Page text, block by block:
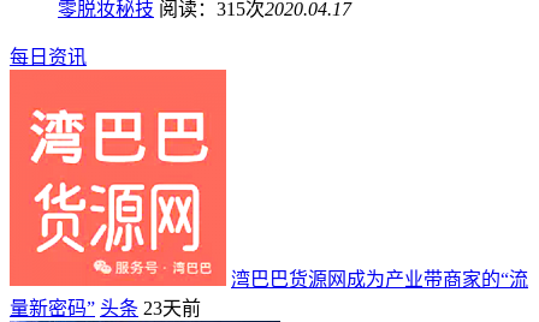
零脱妆秘技 阅读：315次2020.04.17
每日资讯
湾巴巴货源网成为产业带商家的“流
量新密码” 头条 23天前